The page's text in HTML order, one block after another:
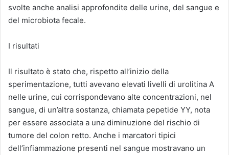
svolte anche analisi approfondite delle urine, del sangue e
del microbiota fecale.
I risultati
Il risultato è stato che, rispetto all’inizio della
sperimentazione, tutti avevano elevati livelli di urolitina A
nelle urine, cui corrispondevano alte concentrazioni, nel
sangue, di un’altra sostanza, chiamata pepetide YY, nota
per essere associata a una diminuzione del rischio di
tumore del colon retto. Anche i marcatori tipici
dell’infiammazione presenti nel sangue mostravano un